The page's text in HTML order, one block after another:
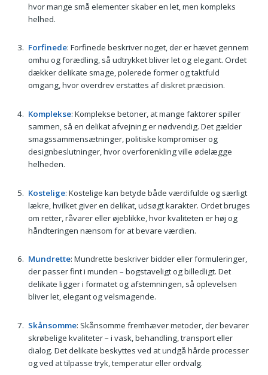
hvor mange små elementer skaber en let, men kompleks
helhed.
Forfinede: Forfinede beskriver noget, der er hævet gennem
omhu og forædling, så udtrykket bliver let og elegant. Ordet
dækker delikate smage, polerede former og taktfuld
omgang, hvor overdrev erstattes af diskret præcision.
Komplekse: Komplekse betoner, at mange faktorer spiller
sammen, så en delikat afvejning er nødvendig. Det gælder
smagssammensætninger, politiske kompromiser og
designbeslutninger, hvor overforenkling ville ødelægge
helheden.
Kostelige: Kostelige kan betyde både værdifulde og særligt
lækre, hvilket giver en delikat, udsøgt karakter. Ordet bruges
om retter, råvarer eller øjeblikke, hvor kvaliteten er høj og
håndteringen nænsom for at bevare værdien.
Mundrette: Mundrette beskriver bidder eller formuleringer,
der passer fint i munden – bogstaveligt og billedligt. Det
delikate ligger i formatet og afstemningen, så oplevelsen
bliver let, elegant og velsmagende.
Skånsomme: Skånsomme fremhæver metoder, der bevarer
skrøbelige kvaliteter – i vask, behandling, transport eller
dialog. Det delikate beskyttes ved at undgå hårde processer
og ved at tilpasse tryk, temperatur eller ordvalg.